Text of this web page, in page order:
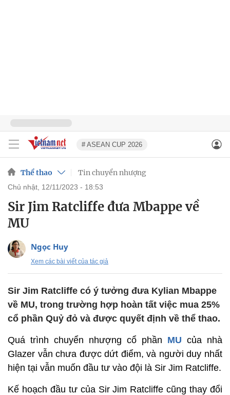
# ASEAN CUP 2026
Thể thao Tin chuyển nhượng
chủ nhật, 12/11/2023 - 18:53
Sir Jim Ratcliffe đưa Mbappe về
MU
Ngọc Huy
Xem các bài viết của tác giả
Sir Jim Ratcliffe có ý tưởng đưa Kylian Mbappe
về MU, trong trường hợp hoàn tất việc mua 25%
cổ phần Quỷ đỏ và được quyết định về thể thao.
Quá trình chuyển nhượng cổ phần MU của nhà
Glazer vẫn chưa được dứt điểm, và người duy nhất
hiện tại vẫn muốn đầu tư vào đội là Sir Jim Ratcliffe.
Kế hoạch đầu tư của Sir Jim Ratcliffe cũng thay đổi